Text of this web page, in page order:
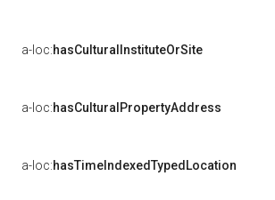
a-loc:hasCulturalInstituteOrSite
a-loc:hasCulturalPropertyAddress
a-loc:hasTimeIndexedTypedLocation